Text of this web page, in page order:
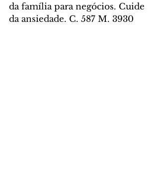
da família para negócios. Cuide
da ansiedade. C. 587 M. 3930